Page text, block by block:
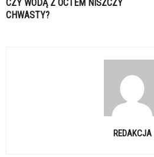
CZY WODĄ Z OCTEM NISZCZY
CHWASTY?
REDAKCJA